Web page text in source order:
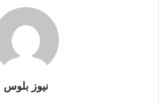
نيوز بلوس